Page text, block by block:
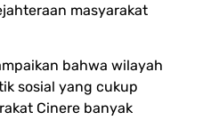
masyarakat
bahwa wilayah
sosial yang cukup
Cinere banyak